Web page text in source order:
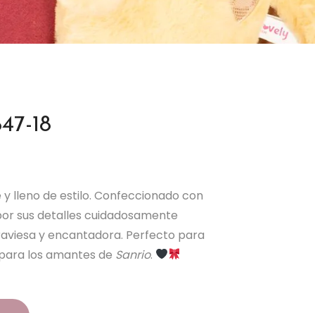
18
lleno de estilo. Confeccionado con
sus detalles cuidadosamente
y encantadora. Perfecto para
los amantes de Sanrio.